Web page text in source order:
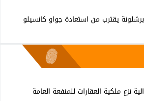
برشلونة يقترب من استعادة جواو كانسيلو
الية نزع ملكية العقارات للمنفعة العامة